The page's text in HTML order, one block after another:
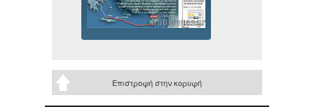
Επιστροφή στην κορυφή